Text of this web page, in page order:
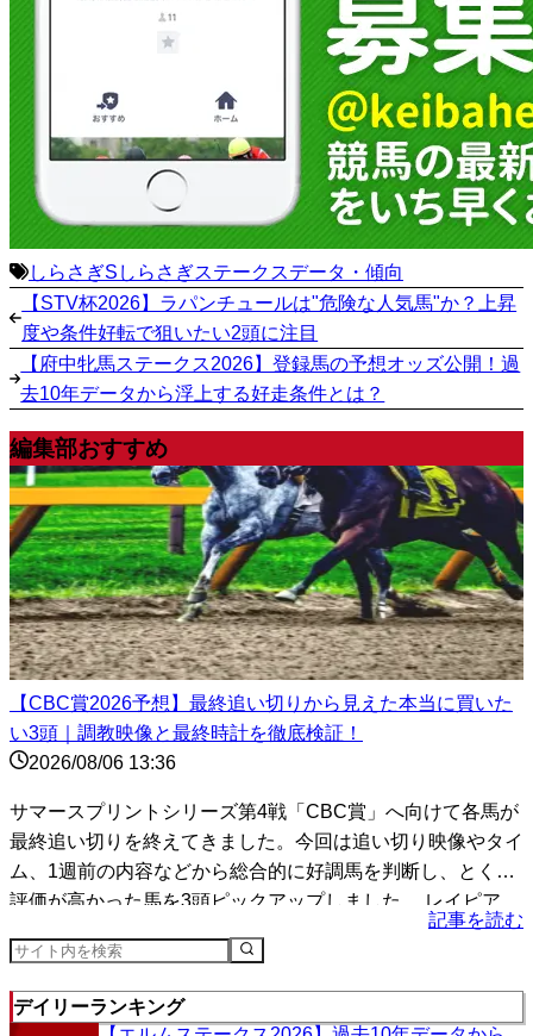
しらさぎS しらさぎステークスデータ・傾向
【STV杯2026】ラパンチュールは"危険な人気馬"か？上昇
度や条件好転で狙いたい2頭に注目
【府中牝馬ステークス2026】登録馬の予想オッズ公開！過
去10年データから浮上する好走条件とは？
編集部おすすめ
【CBC賞2026予想】最終追い切りから見えた本当に買いた
い3頭｜調教映像と最終時計を徹底検証！
2026/08/06 13:36
サマースプリントシリーズ第4戦「CBC賞」へ向けて各馬が
最終追い切りを終えてきました。今回は追い切り映像やタイ
ム、1週前の内容などから総合的に好調馬を判断し、とくに
評価が高かった馬を3頭ピックアップしました。 レイピア
記事を読む
デイリーランキング